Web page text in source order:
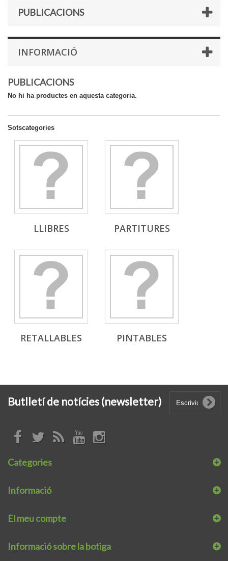
PUBLICACIONS
INFORMACIÓ
PUBLICACIONS
No hi ha productes en aquesta categoria.
Sotscategories
LLIBRES PARTITURES
RETALLABLES PINTABLES
Butlletí de notícies (newsletter)
Categories
Informació
El meu compte
Informació sobre la botiga